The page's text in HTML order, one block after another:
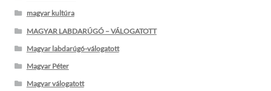
magyar kultúra
MAGYAR LABDARÚGÓ – VÁLOGATOTT
Magyar labdarúgó-válogatott
Magyar Péter
Magyar válogatott